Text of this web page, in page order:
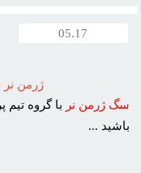
05.17
ژرمن
سگ ژرمن نر با گروه تيم
باشيد ...